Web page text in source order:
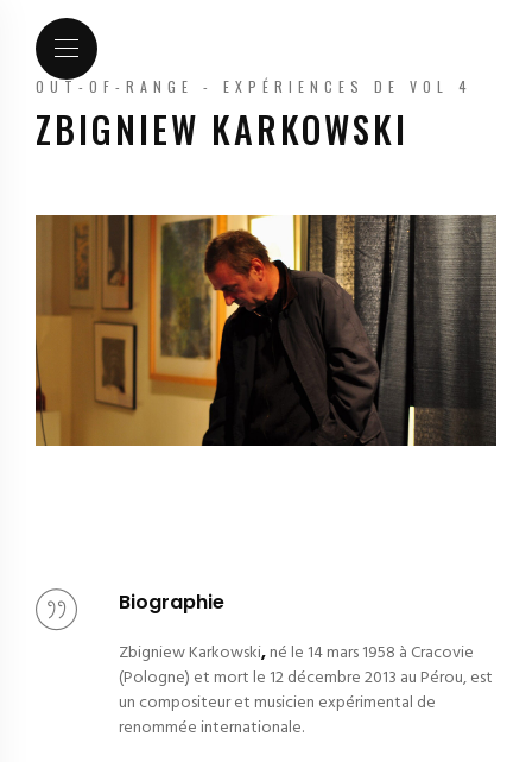
OUT-OF-RANGE - EXPÉRIENCES DE VOL 4
ZBIGNIEW KARKOWSKI
Biographie
Zbigniew Karkowski,né le 14 mars 1958 à Cracovie
(Pologne) et mort le 12 décembre 2013 au Pérou, est
un compositeur et musicien expérimental de
renommée internationale.